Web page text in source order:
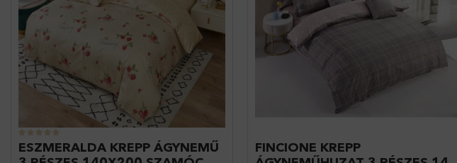
ESZMERALDA KREPP ÁGYNEMŰ
FINCIONE KREPP